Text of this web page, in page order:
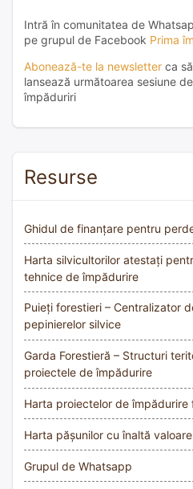
Intră în comunitatea de
pe grupul de Facebook Prima
Abonează-te la newsletter ca
lansează următoarea sesiune
împăduriri
Resurse
Ghidul de finanțare pentru
Harta silvicultorilor atestați
tehnice de împădurire
Puieți forestieri – Centralizator
pepinierelor silvice
Garda Forestieră – Structuri
proiectele de împădurire
Harta proiectelor de împădurire
Harta pășunilor cu înaltă
Grupul de Whatsapp